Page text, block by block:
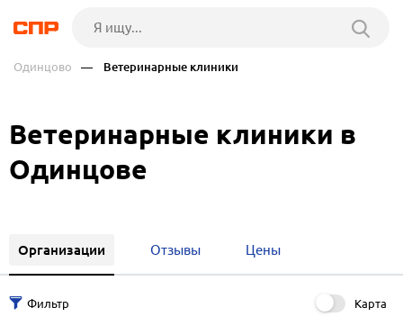
Одинцово — Ветеринарные клиники
Ветеринарные клиники в
Одинцове
Организации Отзывы Цены
Карта